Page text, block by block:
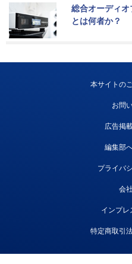
総合オーディ
とは何者か？
本サイトの
お問
広告掲
編集部
プライバ
会
インプレ
特定商取引